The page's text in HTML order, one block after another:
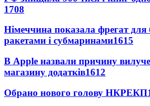
1708
Німеччина показала фрегат для
ракетами і субмаринами1615
В Apple назвали причину
магазину додатків1612
Обрано нового голову НКРЕКП